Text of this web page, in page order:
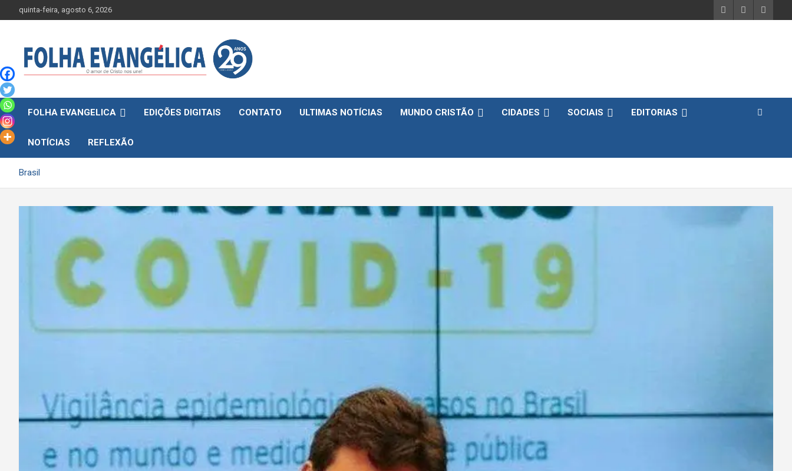
to
quinta-feira, agosto 6, 2026
FOLHA EVANGELICA EDIÇÕES DIGITAIS CONTATO ULTIMAS NOTÍCIAS MUNDO CRISTÃO CIDADES SOCIAIS EDITORIAS
NOTÍCIAS REFLEXÃO
Brasil